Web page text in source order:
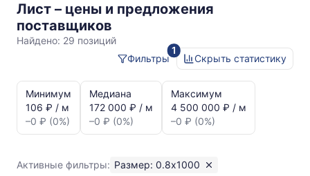
Лист – цены и предложения
поставщиков
Найдено: 29 позиций
1
Фильтры
Скрыть статистику
динамика
цен:
Лист
Показаны
минимальная,
Минимум
106 ₽ / м
–0 ₽ (0%)
Медиана
172 000 ₽ / м
–0 ₽ (0%)
Максимум
4 500 000 ₽ / м
–0 ₽ (0%)
Активные фильтры: Размер: 0.8x1000